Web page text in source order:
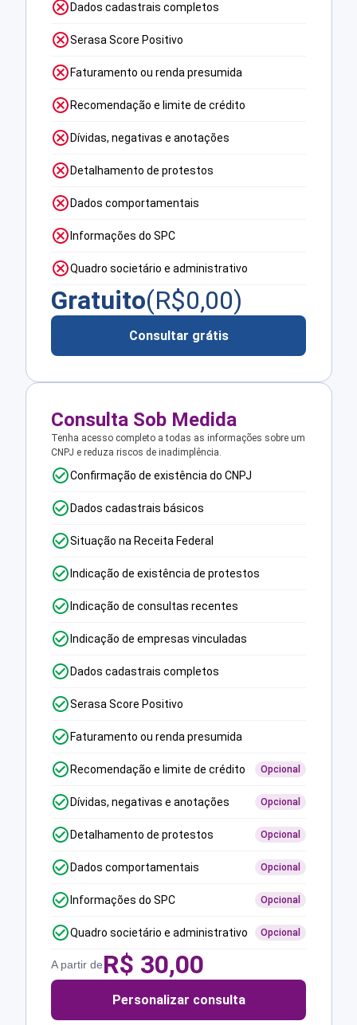
Dados cadastrais completos
Serasa Score Positivo
Faturamento ou renda presumida
Recomendação e limite de crédito
Dívidas, negativas e anotações
Detalhamento de protestos
Dados comportamentais
Informações do SPC
Quadro societário e administrativo
Gratuito(R$0,00)
Consultar grátis
Consulta Sob Medida
Tenha acesso completo a todas as informações sobre um
CNPJ e reduza riscos de inadimplência.
Confirmação de existência do CNPJ
Dados cadastrais básicos
Situação na Receita Federal
Indicação de existência de protestos
Indicação de consultas recentes
Indicação de empresas vinculadas
Dados cadastrais completos
Serasa Score Positivo
Faturamento ou renda presumida
Recomendação e limite de crédito Opcional
Dívidas, negativas e anotações Opcional
Detalhamento de protestos Opcional
Dados comportamentais Opcional
Informações do SPC Opcional
Quadro societário e administrativo Opcional
A partir deR$ 30,00
Personalizar consulta